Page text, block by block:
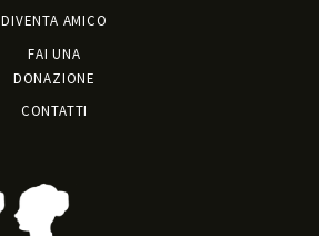
DIVENTA AMICO
FAI UNA
DONAZIONE
CONTATTI